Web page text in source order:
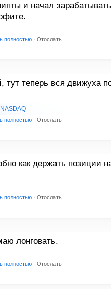
и начал
полностью · Отослать
тут теперь вся движуха
полностью · Отослать
как держать позиции
полностью · Отослать
лонговать.
полностью · Отослать